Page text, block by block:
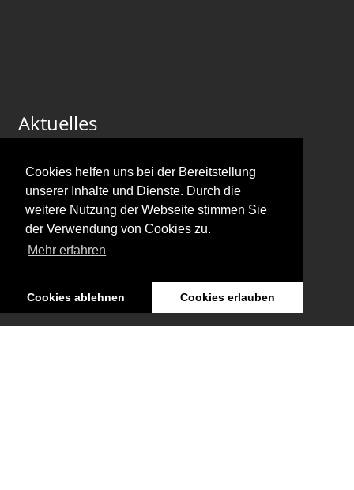
Cookies helfen uns bei der Bereitstellung
unserer Inhalte und Dienste. Durch die
weitere Nutzung der Webseite stimmen Sie
der Verwendung von Cookies zu.
Mehr erfahren
Cookies ablehnen Cookies erlauben
Aktuelles
Januar, 2026
Ausstellung: Nachts träumen die Kulissen von
ungesehenen Bildern
Dezember, 2025